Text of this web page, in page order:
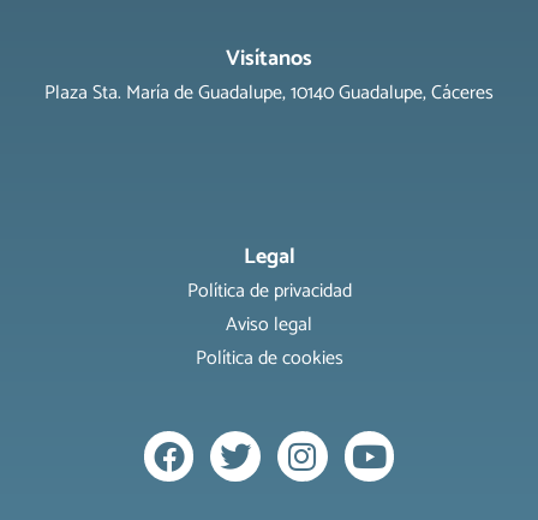
Visítanos
Plaza Sta. María de Guadalupe, 10140 Guadalupe, Cáceres
Legal
Política de privacidad
Aviso legal
Política de cookies